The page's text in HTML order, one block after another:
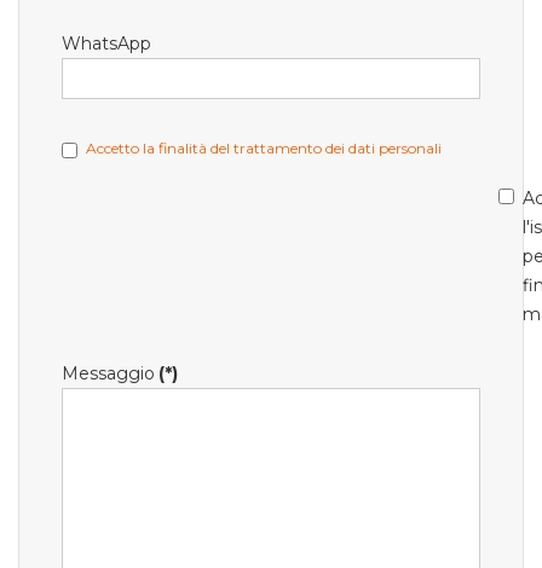
WhatsApp
Accetto la finalità del trattamento dei dati personali
Messaggio (*)